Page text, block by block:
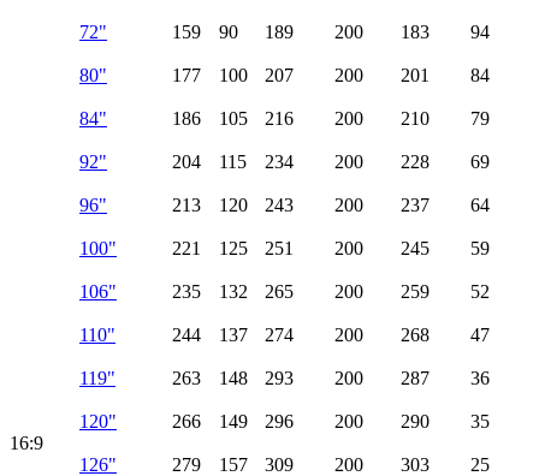
16:9
72" 159 90 189 200 183 94
80" 177 100 207 200 201 84
84" 186 105 216 200 210 79
92" 204 115 234 200 228 69
96" 213 120 243 200 237 64
100" 221 125 251 200 245 59
106" 235 132 265 200 259 52
110" 244 137 274 200 268 47
119" 263 148 293 200 287 36
120" 266 149 296 200 290 35
126" 279 157 309 200 303 25